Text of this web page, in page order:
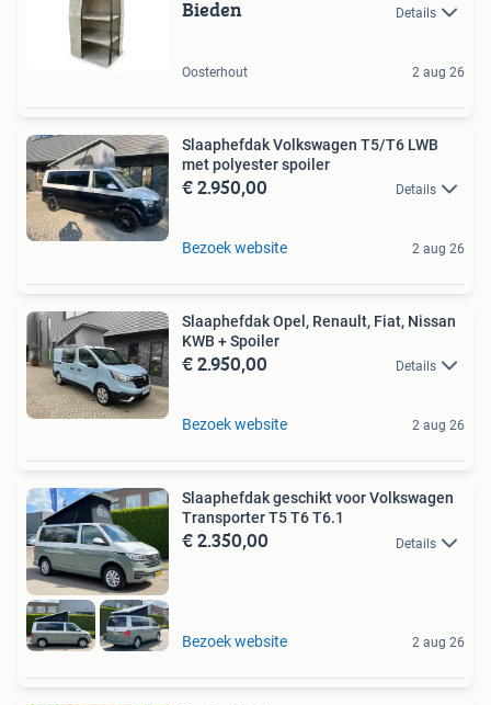
Bieden Details
Oosterhout 2 aug 26
Slaaphefdak Volkswagen T5/T6 LWB
met polyester spoiler
€ 2.950,00 Details
Bezoek website 2 aug 26
Slaaphefdak Opel, Renault, Fiat, Nissan
KWB + Spoiler
€ 2.950,00 Details
Bezoek website 2 aug 26
Slaaphefdak geschikt voor Volkswagen
Transporter T5 T6 T6.1
€ 2.350,00 Details
Bezoek website 2 aug 26